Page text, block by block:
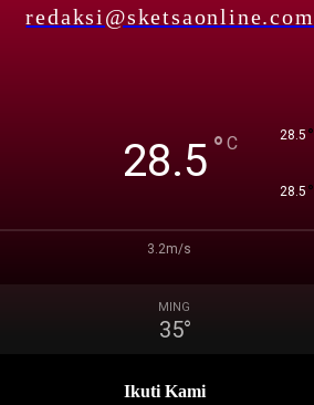
redaksi@sketsaonline.com
28.5 ° C 28.5 °
28.5 °
3.2m/s
MING
35°
Ikuti Kami